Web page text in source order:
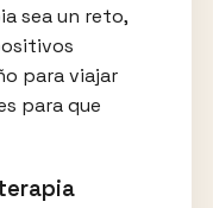
sea un reto,
para viajar
para que